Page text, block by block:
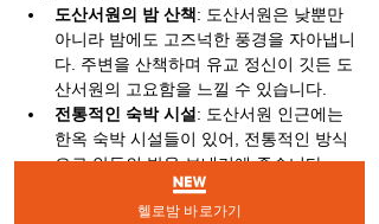
도산서원의 밤 산책: 도산서원은 낮뿐만
아니라 밤에도 고즈넉한 풍경을 자아냅니
다. 주변을 산책하며 유교 정신이 깃든 도
산서원의 고요함을 느낄 수 있습니다.
전통적인 숙박 시설: 도산서원 인근에는
한옥 숙박 시설들이 있어, 전통적인 방식
으로 안동의 밤을 보내기에 좋습니다.
헬로밤 바로가기